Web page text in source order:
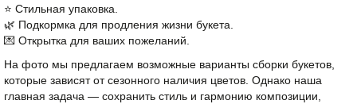
⭐️ Стильная упаковка.
🌿 Подкормка для продления жизни букета.
💌 Открытка для ваших пожеланий.
На фото мы предлагаем возможные варианты сборки букетов,
которые зависят от сезонного наличия цветов. Однако наша
главная задача — сохранить стиль и гармонию композиции,